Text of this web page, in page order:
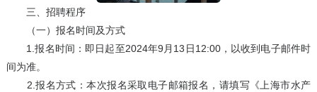
三、招聘程序
（一）报名时间及方式
1.报名时间：即日起至2024年9月13日12:00，以收到电子邮件时
间为准。
2.报名方式：本次报名采取电子邮箱报名，请填写《上海市水产